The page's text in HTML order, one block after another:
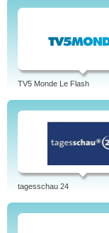
TV5 Monde Le Flash
tagesschau 24